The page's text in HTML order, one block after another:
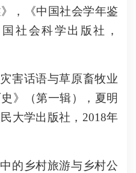
，《中国社会学年鉴
国社会科学出版社，
话语与草原畜牧业
》（第一辑），夏明
大学出版社，2018年
乡村旅游与乡村公